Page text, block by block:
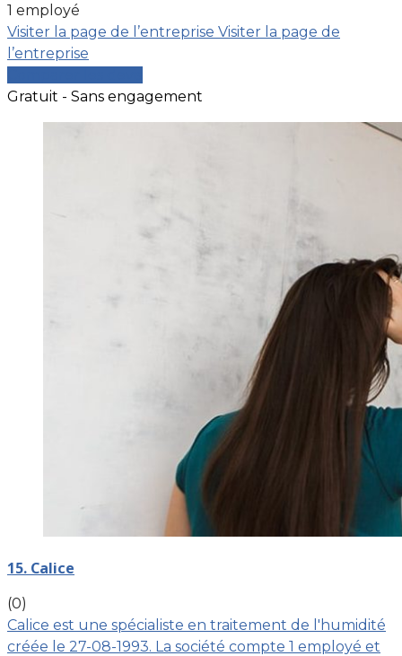
1 employé
Visiter la page de l’entreprise Visiter la page de
l’entreprise
Gratuit - Sans engagement
15. Calice
(0)
Calice est une spécialiste en traitement de l'humidité
créée le 27-08-1993. La société compte 1 employé et